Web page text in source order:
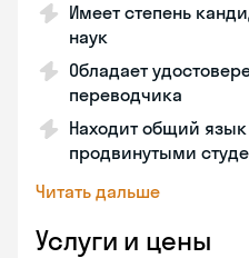
Имеет степень
наук
Обладает
переводчика
Находит общий
продвинутыми
Читать дальше
Услуги и цены